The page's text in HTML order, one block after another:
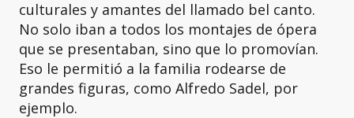
culturales y amantes del llamado bel canto.
No solo iban a todos los montajes de ópera
que se presentaban, sino que lo promovían.
Eso le permitió a la familia rodearse de
grandes figuras, como Alfredo Sadel, por
ejemplo.